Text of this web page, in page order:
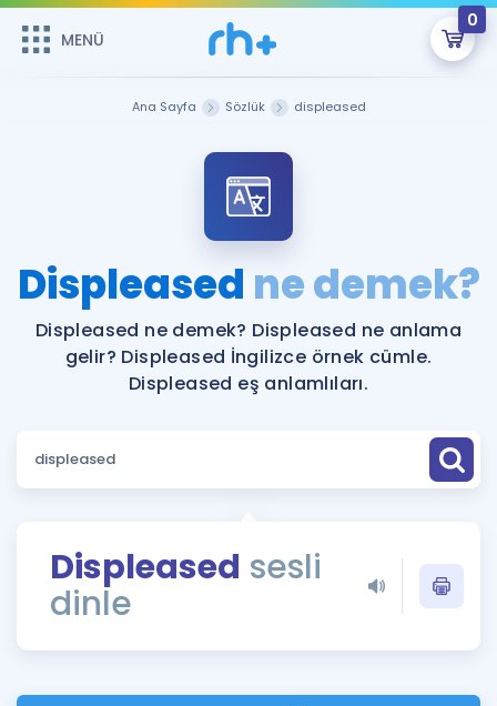
MENÜ
0
ÜYE DEĞİLİM
Sepetin Şu An Boş.
Remzi Hoca ile seni sınava hazırlayacak onlarca eğitim seni
bekliyor!
MENÜ
Katılımcı Görüşleri
Faydalı Araçlar
Sözlük
Rehberlik Aracı
ÖSYM Sınav Takvimi
Hakkımızda
Ana Sayfa Sözlük displeased
Displeased ne demek?
Displeased ne demek? Displeased ne anlama
gelir? Displeased İngilizce örnek cümle.
Displeased eş anlamlıları.
Displeased sesli
dinle